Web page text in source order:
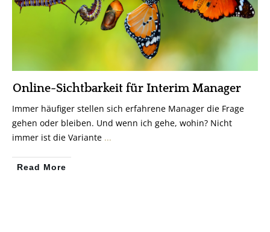
Online-Sichtbarkeit für Interim Manager
Immer häufiger stellen sich erfahrene Manager die Frage
gehen oder bleiben. Und wenn ich gehe, wohin? Nicht
immer ist die Variante ...
Read More